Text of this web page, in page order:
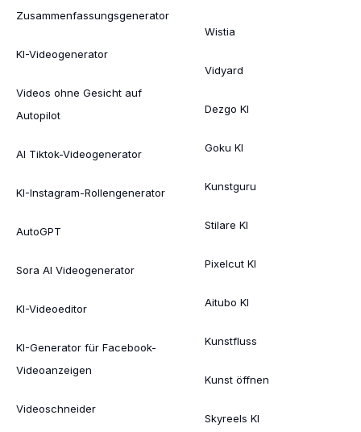
Zusammenfassungsgenerator
KI-Videogenerator
Videos ohne Gesicht auf
Autopilot
AI Tiktok-Videogenerator
KI-Instagram-Rollengenerator
AutoGPT
Sora AI Videogenerator
KI-Videoeditor
KI-Generator für Facebook-
Videoanzeigen
Videoschneider
Wistia
Vidyard
Dezgo KI
Goku KI
Kunstguru
Stilare KI
Pixelcut KI
Aitubo KI
Kunstfluss
Kunst öffnen
Skyreels KI